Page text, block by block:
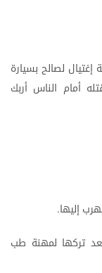
إغتيال لصالح بسيارة
أمام الناس أربك
إليها.
تركها لمهنة طب